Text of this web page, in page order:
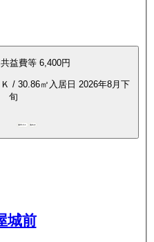
共益費等 6,400円
/ 30.86㎡ 入居日 2026年8月下
旬
都市ガス 南向き
城前